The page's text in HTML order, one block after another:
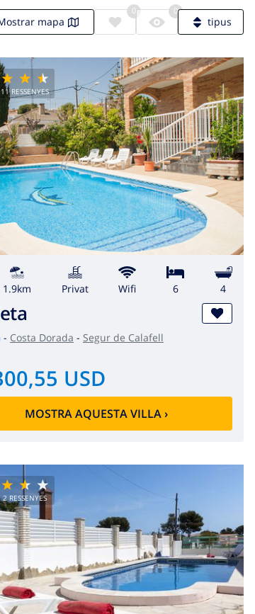
mapa
0 0
tipus
11 RESSENYES
1.9km Privat wifi 6 4
- Costa Dorada - Segur de Calafell
USD
MOSTRA AQUESTA VILLA›
2 RESSENYES